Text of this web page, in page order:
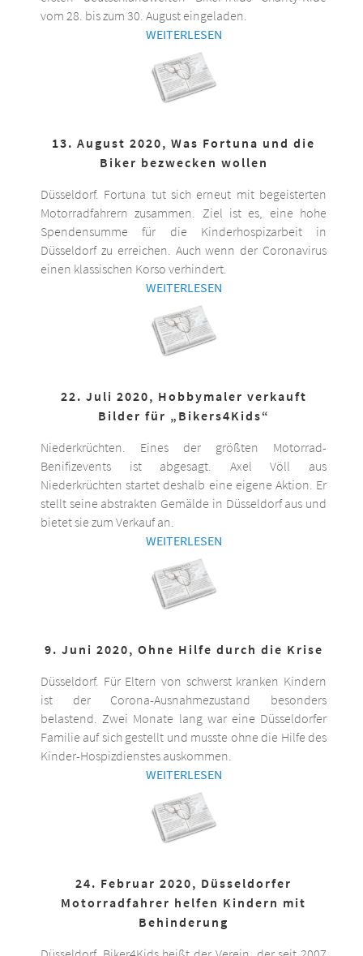
vom 28. bis zum 30. August eingeladen.
WEITERLESEN
13. August 2020, Was Fortuna und die
Biker bezwecken wollen
Düsseldorf. Fortuna tut sich erneut mit begeisterten
Motorradfahrern zusammen. Ziel ist es, eine hohe
Spendensumme für die Kinderhospizarbeit in
Düsseldorf zu erreichen. Auch wenn der Coronavirus
einen klassischen Korso verhindert.
WEITERLESEN
22. Juli 2020, Hobbymaler verkauft
Bilder für „Bikers4Kids“
Niederkrüchten. Eines der größten Motorrad-
Benifizevents ist abgesagt. Axel Völl aus
Niederkrüchten startet deshalb eine eigene Aktion. Er
stellt seine abstrakten Gemälde in Düsseldorf aus und
bietet sie zum Verkauf an.
WEITERLESEN
9. Juni 2020, Ohne Hilfe durch die Krise
Düsseldorf. Für Eltern von schwerst kranken Kindern
ist der Corona-Ausnahmezustand besonders
belastend. Zwei Monate lang war eine Düsseldorfer
Familie auf sich gestellt und musste ohne die Hilfe des
Kinder-Hospizdienstes auskommen.
WEITERLESEN
24. Februar 2020, Düsseldorfer
Motorradfahrer helfen Kindern mit
Behinderung